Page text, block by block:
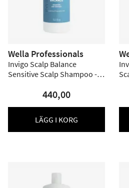
Wella Professionals
Invigo Scalp Balance
Sensitive Scalp Shampoo -
440,00
LÄGG I KORG